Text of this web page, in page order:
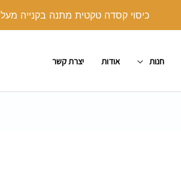
כיסוי קסדה טקטית מתנה בקנייה מעל 250 ש"ח. יש לצרף את הכיסוי לעגלת קניות ולהזין את הקוד קופון: COVER
חנות אודות יצרת קשר